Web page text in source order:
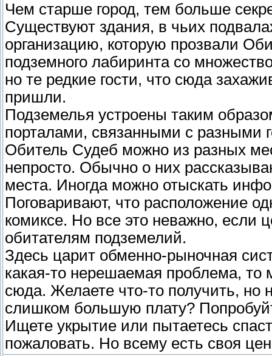
Чем старше город, тем больше
Существуют здания, в чьих
организацию, которую прозвали
подземного лабиринта со
но те редкие гости, что сюда
пришли.
Подземелья устроены таким
порталами, связанными с разными
Обитель Судеб можно из разных
непросто. Обычно о них
места. Иногда можно отыскать
Поговаривают, что расположение
комиксе. Но все это неважно, если
обитателям подземелий.
Здесь царит обменно-рыночная
какая-то нерешаемая проблема, то
сюда. Желаете что-то получить, но
слишком большую плату?
Ищете укрытие или пытаетесь
пожаловать. Но всему есть своя